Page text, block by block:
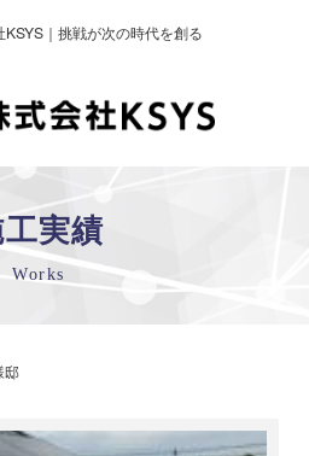
KSYS｜挑戦が次の時代を創る
実績
Works
邸